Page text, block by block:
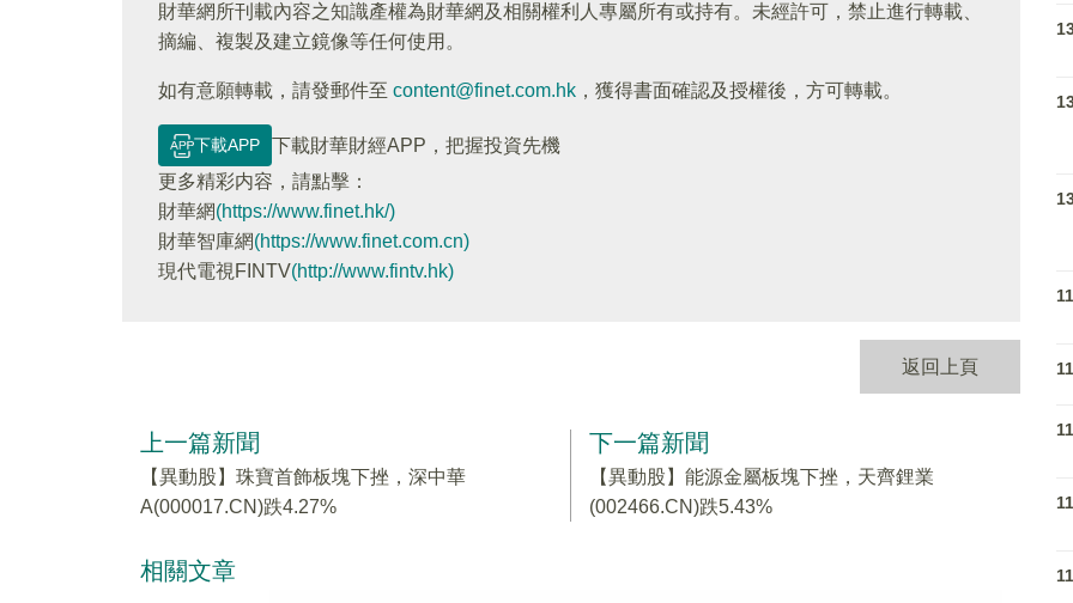
財華網所刊載內容之知識產權為財華網及相關權利人專屬所有或持有。未經許可，禁止進行轉載、
摘編、複製及建立鏡像等任何使用。
如有意願轉載，請發郵件至 content@finet.com.hk ，獲得書面確認及授權後，方可轉載。
下載APP
下載財華財經APP，把握投資先機
更多精彩内容，請點擊：
財華網(https://www.finet.hk/)
財華智庫網(https://www.finet.com.cn)
現代電視FINTV(http://www.fintv.hk)
返回上頁
上一篇新聞
【異動股】珠寶首飾板塊下挫，深中華
A(000017.CN)跌4.27%
下一篇新聞
【異動股】能源金屬板塊下挫，天齊鋰業
(002466.CN)跌5.43%
相關文章